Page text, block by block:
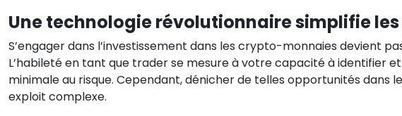
Une technologie révolutionnaire simplifie
S’engager dans l’investissement dans les crypto-monnaies devient
L’habileté en tant que trader se mesure à votre capacité à identifier
minimale au risque. Cependant, dénicher de telles opportunités
exploit complexe.